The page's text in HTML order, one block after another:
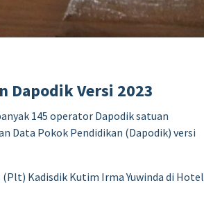
Dapodik Versi 2023
145 operator Dapodik satuan
Data Pokok Pendidikan (Dapodik) versi
Kadisdik Kutim Irma Yuwinda di Hotel